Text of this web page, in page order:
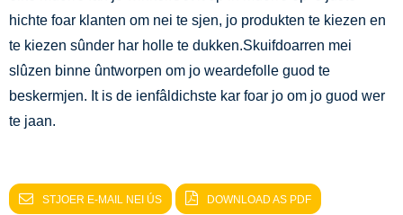
hichte foar klanten om nei te sjen, jo produkten te kiezen en
te kiezen sûnder har holle te dukken.Skuifdoarren mei
slûzen binne ûntworpen om jo weardefolle guod te
beskermjen. It is de ienfâldichste kar foar jo om jo guod wer
te jaan.
STJOER E-MAIL NEI ÚS DOWNLOAD AS PDF